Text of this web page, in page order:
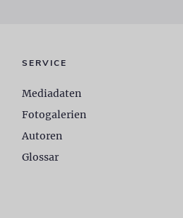
SERVICE
Mediadaten
Fotogalerien
Autoren
Glossar